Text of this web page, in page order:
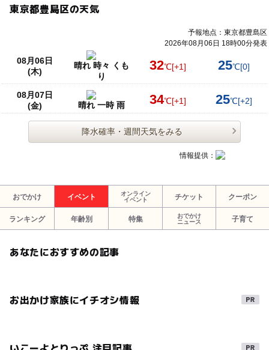
東京都豊島区の天気
予報地点：東京都豊島区
2026年08月06日 18時00分発表
08月06日
(木)
晴れ 時々 くも
り
32℃[+1] 25℃[0]
08月07日
(金)
晴れ 一時 雨 34℃[+1] 25℃[+2]
降水確率・週間天気をみる
情報提供：
おでかけ イベント
オンライン
イベント
チケット クーポン
ランキング 年齢別 特集
おでかけ
ニュース
子育て
あなたにおすすめの記事
お出かけ家族にイチオシ情報